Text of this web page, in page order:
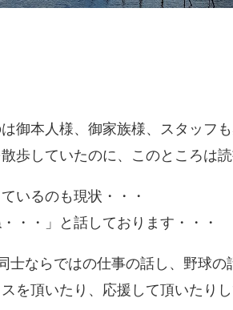
御本人様、御家族様、スタッフも
歩していたのに、このところは
いるのも現状・・・
・・」と話しております・・・
士ならではの仕事の話し、野球
を頂いたり、応援して頂いたりし